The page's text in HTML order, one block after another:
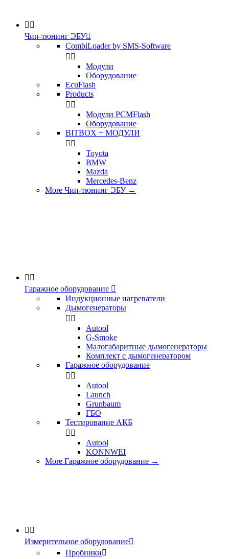
 
Чип-тюнинг ЭБУ
CombiLoader by SMS-Software
 
Модули
Оборудование
EcuFlash
Products
 
Модули PCMFlash
Оборудование
BITBOX + МОДУЛИ
 
Toyota
BMW
Mazda
Mercedes-Benz
More Чип-тюнинг ЭБУ →
 
Гаражное оборудование 
Индукционные нагреватели
Дымогенераторы
 
Аutool
G-Smoke
Малогабаритные дымогенераторы
Комплект с дымогенератором
Гаражное оборудование
 
Autool
Launch
Grunbaum
ГБО
Тестирование АКБ
 
Autool
KONNWEI
More Гаражное оборудование →
 
Измерительное оборудование
Пробники